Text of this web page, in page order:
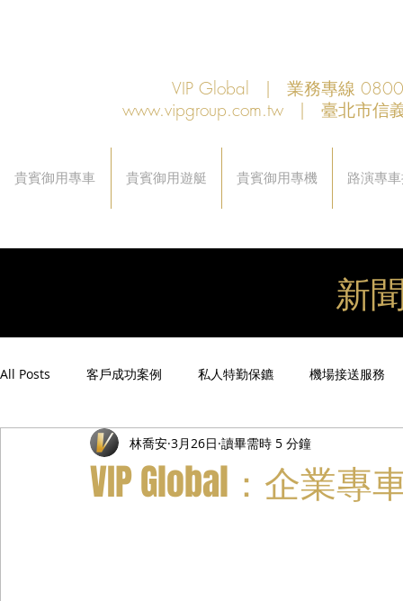
VIP Global | 業務專線
www.vipgroup.com.tw | 臺北市信
貴賓御用專車 貴賓御用遊艇 貴賓御用專機 路演專
新
All Posts 客戶成功案例 私人特勤保鑣 機場接送服務
禮遇通關服務 主管專業司機 活動禮賓接待
VIP Global：企業
林喬安 3月26日 讀畢需時 5 分鐘